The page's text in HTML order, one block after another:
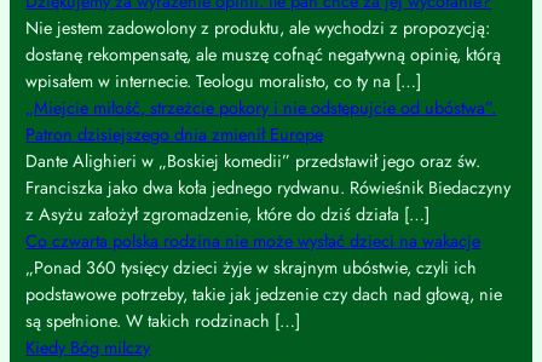
Nie jestem zadowolony z produktu, ale wychodzi z propozycją:
dostanę rekompensatę, ale muszę cofnąć negatywną opinię, którą
wpisałem w internecie. Teologu moralisto, co ty na […]
„Miejcie miłość, strzeżcie pokory i nie odstępujcie od ubóstwa”.
Patron dzisiejszego dnia zmienił Europę
Dante Alighieri w „Boskiej komedii” przedstawił jego oraz św.
Franciszka jako dwa koła jednego rydwanu. Rówieśnik Biedaczyny
z Asyżu założył zgromadzenie, które do dziś działa […]
Co czwarta polska rodzina nie może wysłać dzieci na wakacje
„Ponad 360 tysięcy dzieci żyje w skrajnym ubóstwie, czyli ich
podstawowe potrzeby, takie jak jedzenie czy dach nad głową, nie
są spełnione. W takich rodzinach […]
Kiedy Bóg milczy